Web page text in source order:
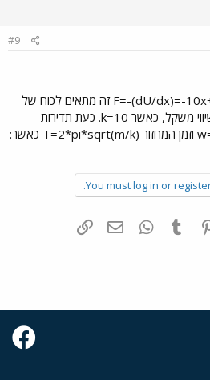
#9
הכוח הוא F=-(dU/dx)=-10x+10=-10(x-1) זה מתאים לכוח של
קפיץ F=-kx יחסית לנק' שיווי משקל, כאשר k=10. כעת תדירות
התנודות היא w=sqrt(k/m) וזמן המחזור T=2*pi*sqrt(m/k) כאשר:
You must log in or
Pinterest
Tumblr
WhatsAppדואר אלקטרוני